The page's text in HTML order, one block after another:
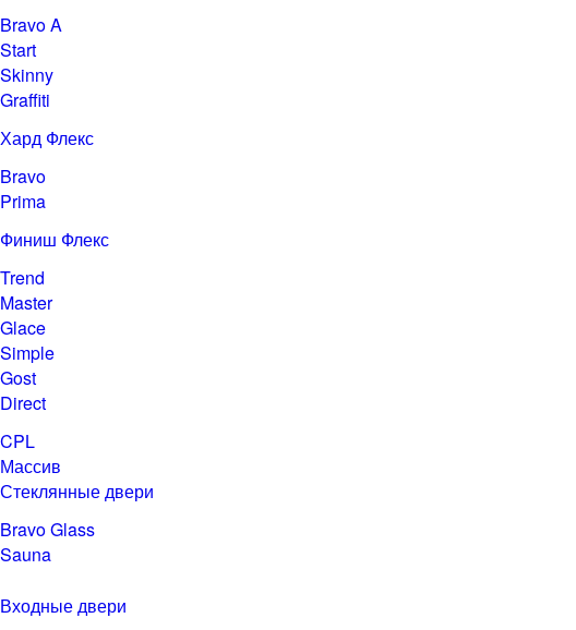
Bravo A
Start
Skinny
Graffiti
Хард Флекс
Bravo
Prima
Финиш Флекс
Trend
Master
Glace
Simple
Gost
Direct
CPL
Массив
Стеклянные двери
Bravo Glass
Sauna
Входные двери